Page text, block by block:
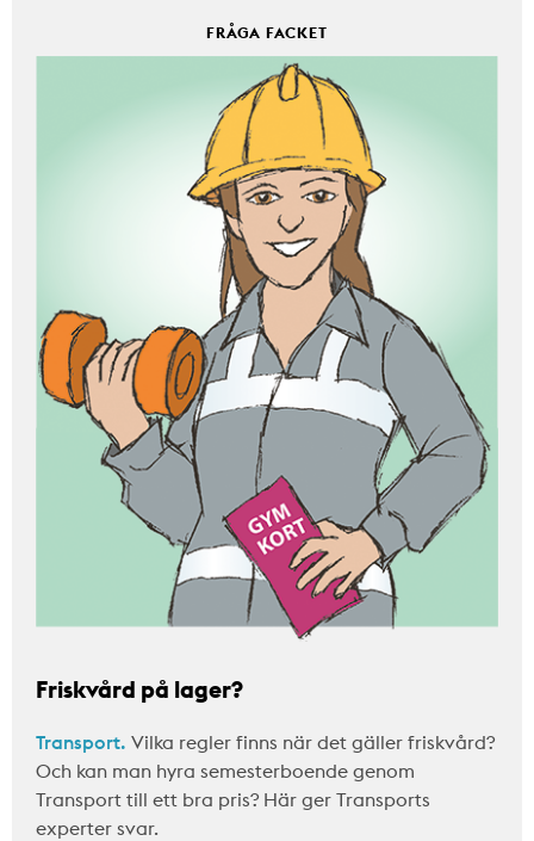
FRÅGA FACKET
Friskvård på lager?
Transport. Vilka regler finns när det gäller friskvård?
Och kan man hyra semesterboende genom
Transport till ett bra pris? Här ger Transports
experter svar.